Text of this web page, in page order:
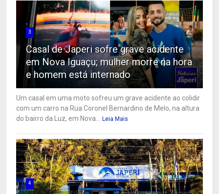
3
Casal de Japeri sofre grave acidente
em Nova Iguaçu; mulher morre na hora
e homem está internado
Um casal em uma moto sofreu um grave acidente ao colidir
com um carro na Rua Coronel Bernardino de Melo, na altura
do bairro da Luz, em Nova...
Leia Mais
4